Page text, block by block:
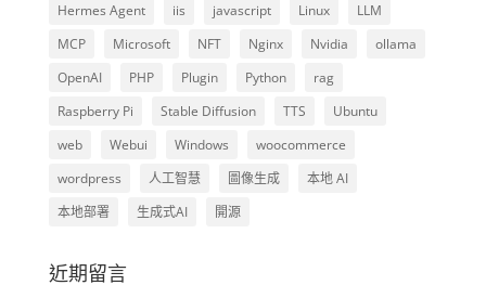
Hermes Agent
iis javascript Linux
LLM
MCP
Microsoft NFT Nginx Nvidia
ollama
OpenAI
PHP Plugin Python
rag
Raspberry Pi
Stable Diffusion TTS
Ubuntu
web
Webui Windows
woocommerce
wordpress
人工智慧 圖像生成
本地 AI
本地部署
生成式AI 開源
近期留言